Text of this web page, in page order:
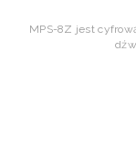
MPS-8Z jest